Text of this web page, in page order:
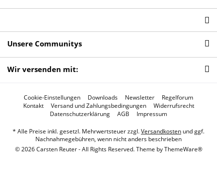
Unsere Communitys
Wir versenden mit:
Cookie-Einstellungen Downloads Newsletter
Regelforum
Kontakt
Versand und Zahlungsbedingungen
Widerrufsrecht
Datenschutzerklärung
AGB Impressum
* Alle Preise inkl. gesetzl. Mehrwertsteuer zzgl.Versandkosten und ggf.
Nachnahmegebühren, wenn nicht anders beschrieben
© 2026 Carsten Reuter - All Rights Reserved. Theme byThemeWare®